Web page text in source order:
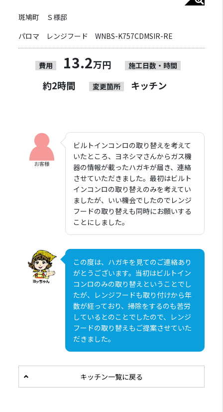
斑鳩町 Ｓ様邸
パロマ レンジフード WNBS-K757CDMSIR-RE
費用 13.2万円 施工日数・時間
約2時間 変更箇所 キッチン
ビルトインコンロの取り替えを考えて
いたところ、ヨネシマさんからガス機
器の情報が載ったハガキが届き、連絡
させていただきました。最初はビルト
インコンロの取り替えのみを考えてい
ましたが、いい機会でしたのでレンジ
フードの取り替えも同時にお願いする
ことにしました。
この度は、ハガキを見てのご連絡あり
がとうございます。当初はビルトイン
コンロのみの取り替えということでし
たが、レンジフードも取り付けから年
数が経っており、掃除をするのも苦労
しているとのことでしたので、レンジ
フードの取り替えもご提案させていた
だきました。
キッチン一覧に戻る